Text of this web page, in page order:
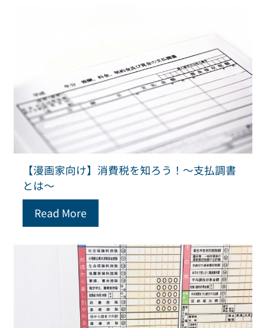
【漫画家向け】消費税を知ろう！～支払調書
とは～
Read More